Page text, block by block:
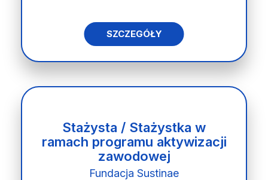
SZCZEGÓŁY
Stażysta / Stażystka w
ramach programu aktywizacji
zawodowej
Fundacja Sustinae